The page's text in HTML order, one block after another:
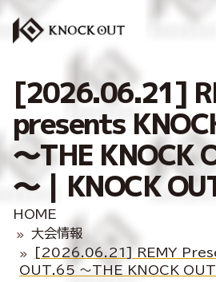
[2026.06.21]
presents
～THE KNOCK
～｜KNOCK
HOME
大会情報
[2026.06.21] REMY
OUT.65 ～THE KNOCK